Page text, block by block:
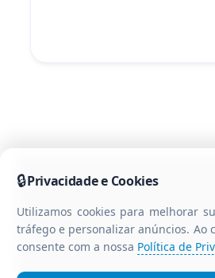
🔒Privacidade e Cookies
Utilizamos cookies para melhorar
tráfego e personalizar anúncios. Ao
consente com a nossa Política de